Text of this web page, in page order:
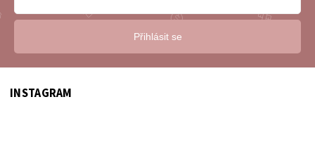
INSTAGRAM
Přihlásit se